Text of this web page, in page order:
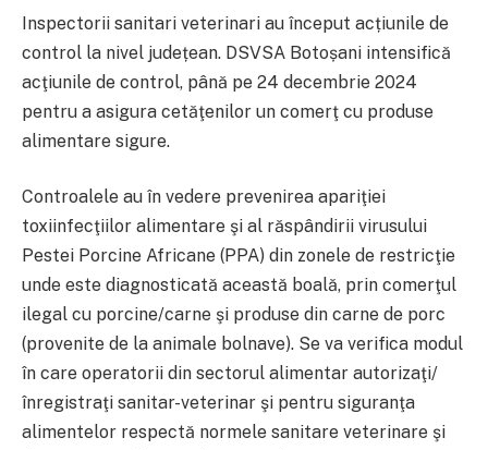
Inspectorii sanitari veterinari au început acțiunile de
control la nivel județean. DSVSA Botoșani intensifică
acţiunile de control, până pe 24 decembrie 2024
pentru a asigura cetăţenilor un comerţ cu produse
alimentare sigure.
Controalele au în vedere prevenirea apariţiei
toxiinfecţiilor alimentare şi al răspândirii virusului
Pestei Porcine Africane (PPA) din zonele de restricţie
unde este diagnosticată această boală, prin comerţul
ilegal cu porcine/carne şi produse din carne de porc
(provenite de la animale bolnave). Se va verifica modul
în care operatorii din sectorul alimentar autorizaţi/
înregistraţi sanitar-veterinar şi pentru siguranţa
alimentelor respectă normele sanitare veterinare şi